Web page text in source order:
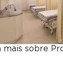
mais sobre